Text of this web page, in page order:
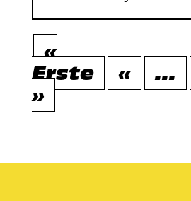
«
Erste
« ...
»